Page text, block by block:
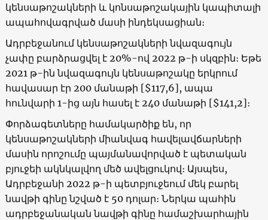
կենսաթոշակների և կոնսաթոշակային կապիտալի
ապահովագրված մասի ինդեկսացիան։
Ադրբեջանում կենսաթոշակների նվազագույն
չափը բարձրացվել է 20%-ով 2022 թ-ի սկզբին։ Եթե
2021 թ-ին նվազագույն կենսաթոշակը երկրում
հավասար էր 200 մանաթի [$117,6], ապա
հունվարի 1-ից այն հասել է 240 մանաթի [$141,2]։
Փորձագետները համակարծիք են, որ
կենսաթոշակների միանվագ հավելավճարների
մասին որոշումը պայմանավորված է պետական
բյուջեի ակնկալվող մեծ ավելցուկով։ Այսպես,
Ադրբեջանի 2022 թ-ի պետբյուջեում մեկ բարել
նավթի գինը նշված է 50 դոլար։ Ներկա պահին
ադրբեջանական նավթի գինը համաշխարհային